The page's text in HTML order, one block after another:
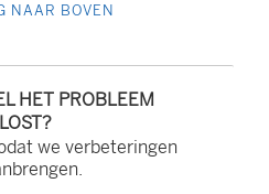
n
o
r
d
NAAR BOVEN
HET PROBLEEM
we verbeteringen